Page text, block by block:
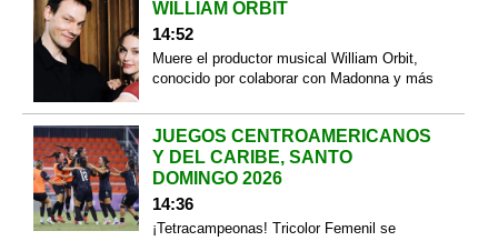
WILLIAM ORBIT
14:52
Muere el productor musical William Orbit,
conocido por colaborar con Madonna y más
JUEGOS CENTROAMERICANOS
Y DEL CARIBE, SANTO
DOMINGO 2026
14:36
¡Tetracampeonas! Tricolor Femenil se